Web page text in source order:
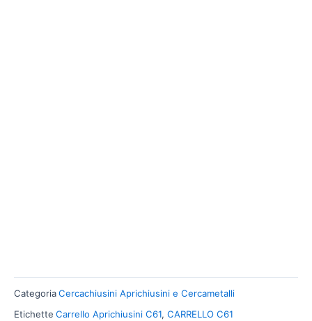
CategoriaCercachiusini Aprichiusini e Cercametalli
Etichette Carrello Aprichiusini C61, CARRELLO C61